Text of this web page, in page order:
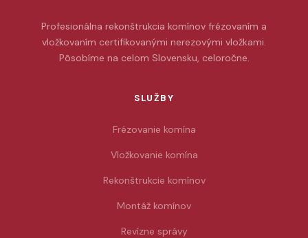
Profesionálna rekonštrukcia komínov frézovaním a
vložkovaním certifikovanými nerezovými vložkami.
Pôsobíme na celom Slovensku, celoročne.
SLUŽBY
Frézovanie komína
Vložkovanie komína
Rekonštrukcie komínov
Montáž komínov
Revízne správy